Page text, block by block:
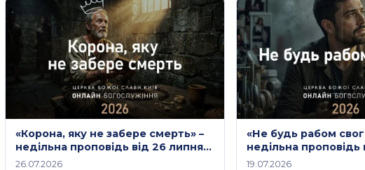
«Корона, яку не забере смерть» –
недільна проповідь від 26 липня
2026 року
26.07.2026
«Не будь рабом
недільна проповідь
2026 року
19.07.2026